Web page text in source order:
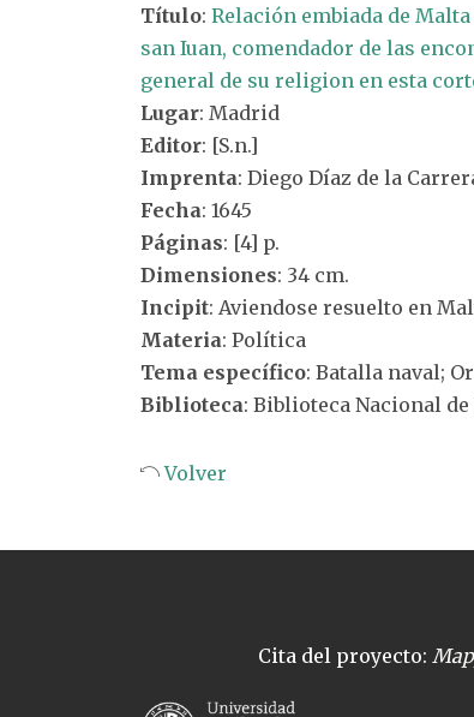
Título: Relación embiada de
san Iuan, comendador de las
general de su religion en esta
Lugar: Madrid
Editor: [S.n.]
Imprenta: Diego Díaz de la
Fecha: 1645
Páginas: [4] p.
Dimensiones: 34 cm.
Incipit: Aviendose resuelto en
Materia: Política
Tema específico: Batalla naval;
Biblioteca: Biblioteca Nacional de
Volver
Cita del proyecto: